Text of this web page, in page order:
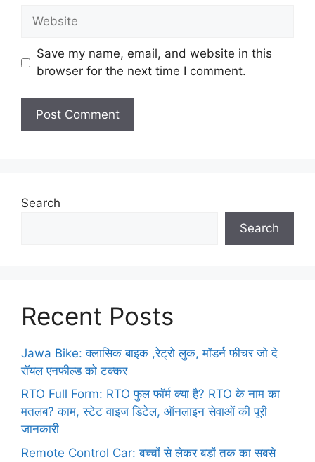
Save my name, email, and website in this
browser for the next time I comment.
Search
Search
Recent Posts
Jawa Bike: क्लासिक बाइक ,रेट्रो लुक, मॉडर्न फीचर जो दे
रॉयल एनफील्ड को टक्कर
RTO Full Form: RTO फुल फॉर्म क्या है? RTO के नाम का
मतलब? काम, स्टेट वाइज डिटेल, ऑनलाइन सेवाओं की पूरी
जानकारी
Remote Control Car: बच्चों से लेकर बड़ों तक का सबसे